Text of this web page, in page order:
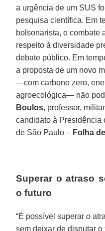
a urgência de um SUS
pesquisa científica. Em
bolsonarista, o combate
respeito à diversidade
debate público. Em
a proposta de um novo
—com carbono zero,
agroecológica— não
Boulos, professor,
candidato à Presidência
de São Paulo – Folha
Superar o atraso
o futuro
“É possível superar o
sem deixar de disputar